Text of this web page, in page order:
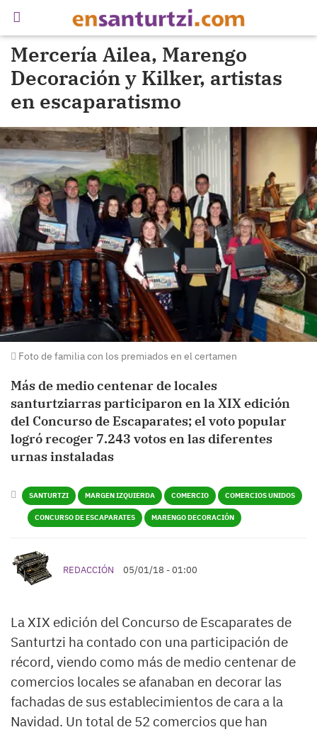
Mercería Ailea, Marengo
Decoración y Kilker, artistas
en escaparatismo
Foto de familia con los premiados en el certamen
Más de medio centenar de locales
santurtziarras participaron en la XIX edición
del Concurso de Escaparates; el voto popular
logró recoger 7.243 votos en las diferentes
urnas instaladas
SANTURTZI MARGEN IZQUIERDA COMERCIO COMERCIOS UNIDOS
CONCURSO DE ESCAPARATES MARENGO DECORACIÓN
REDACCIÓN 05/01/18 - 01:00
La XIX edición del Concurso de Escaparates de
Santurtzi ha contado con una participación de
récord, viendo como más de medio centenar de
comercios locales se afanaban en decorar las
fachadas de sus establecimientos de cara a la
Navidad. Un total de 52 comercios que han